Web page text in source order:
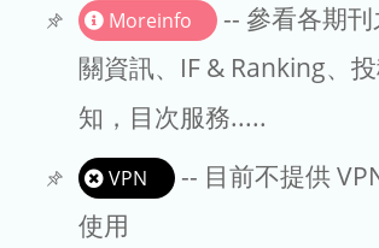
文章處理費
EndNote
Moreinfo
-- 參看各期刊
關資訊、IF & Ranking、
知，目次服務.....
VPN
-- 目前不提供
使用